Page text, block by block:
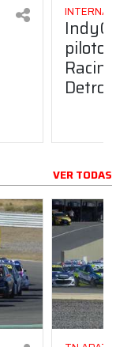
VER TODAS